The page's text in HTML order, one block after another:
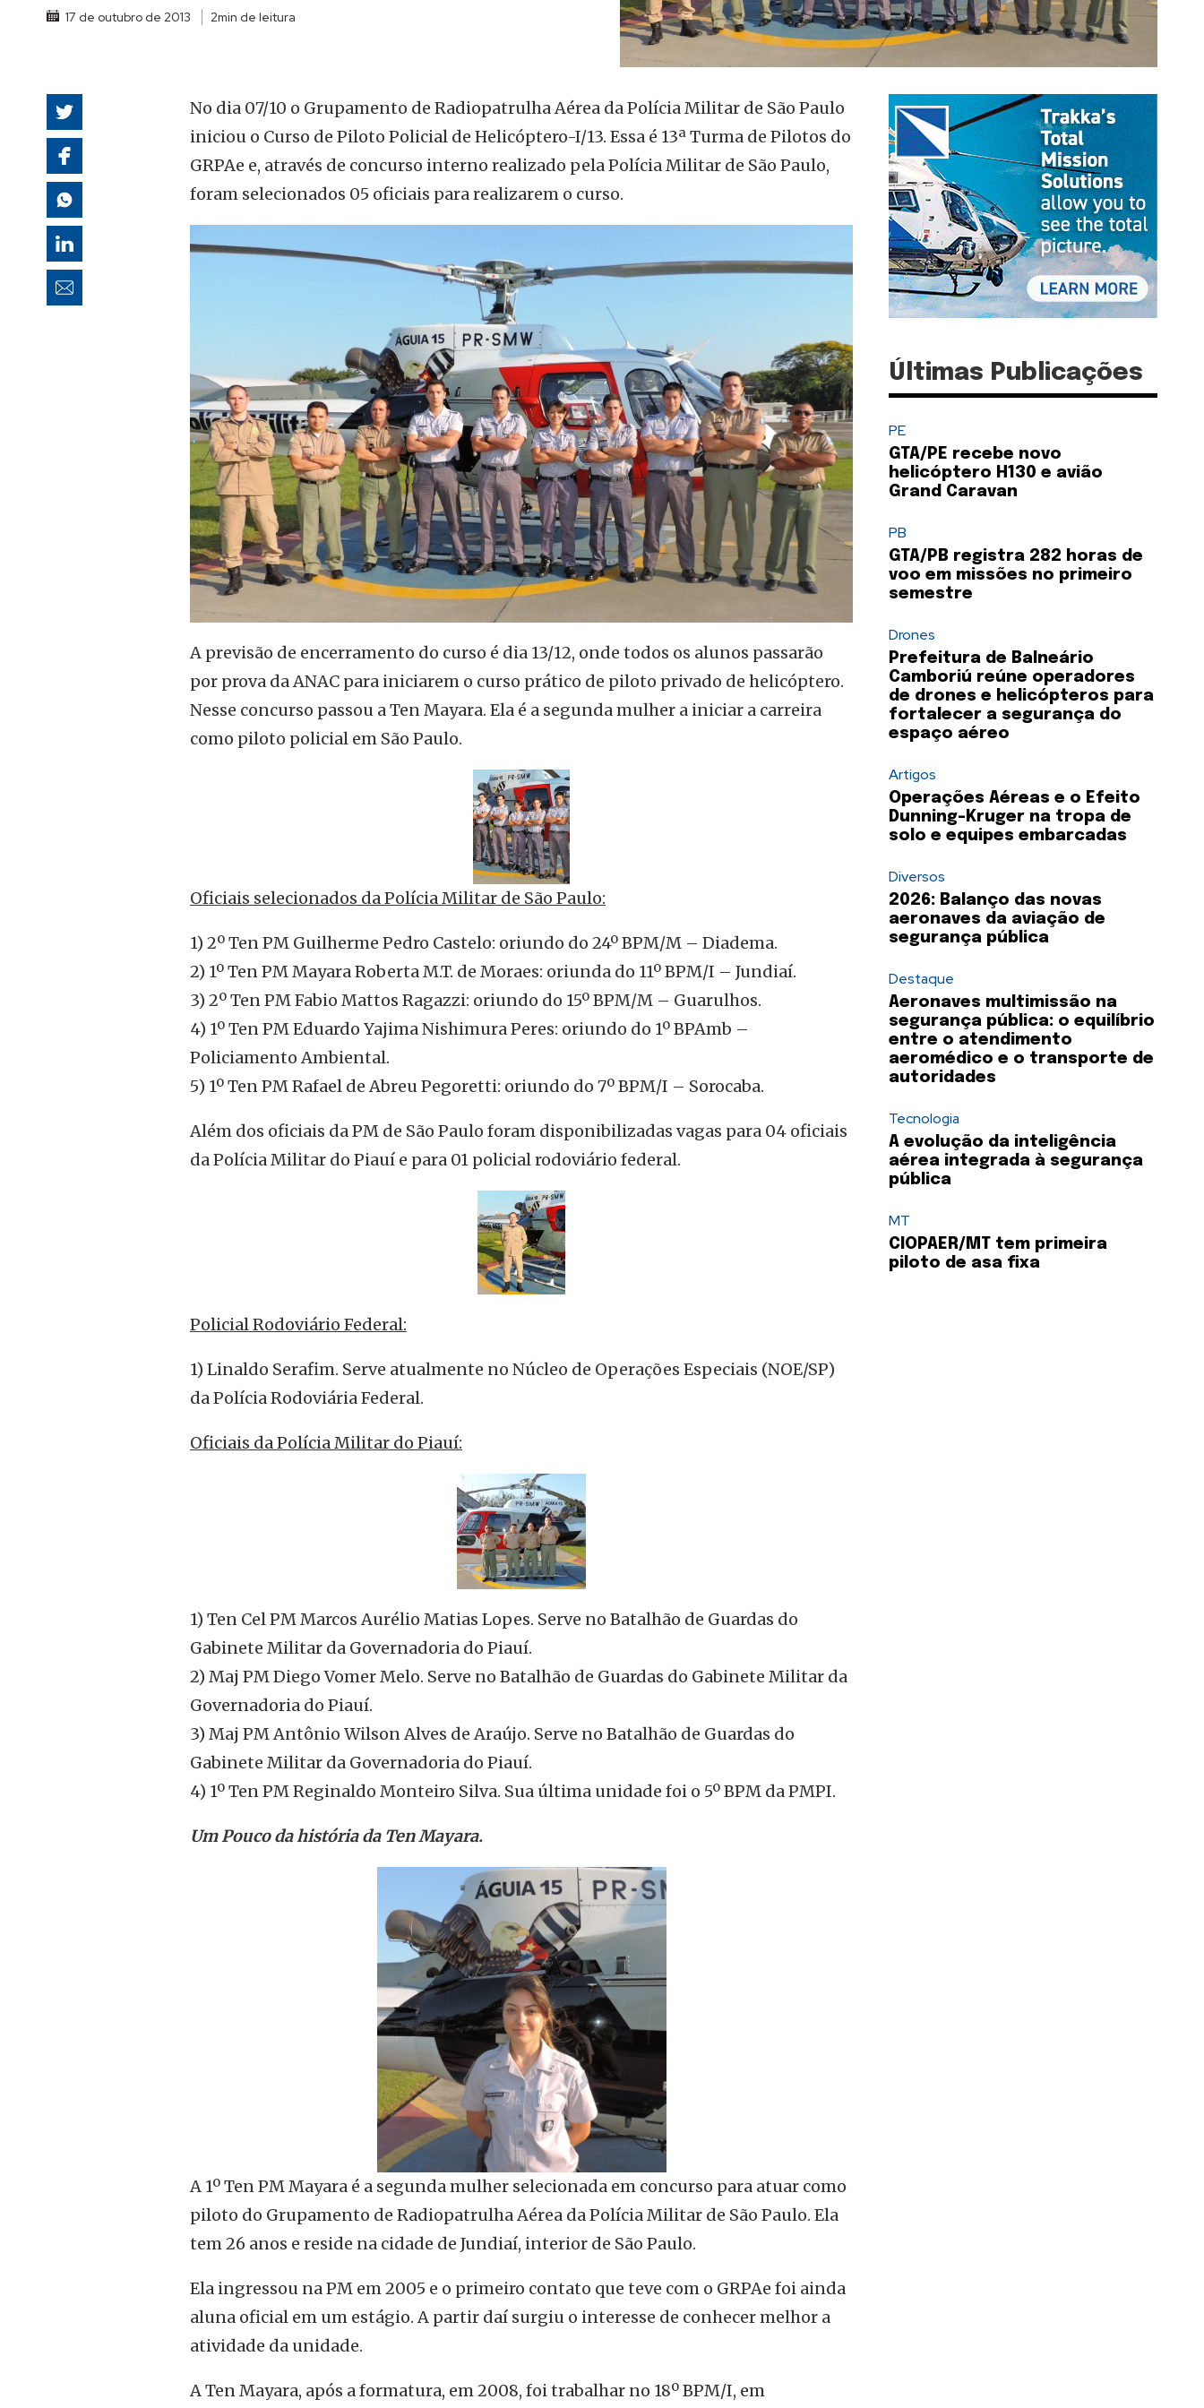
17 de outubro de 2013 2min de leitura
No dia 07/10 o Grupamento de Radiopatrulha Aérea da Polícia Militar de São Paulo
iniciou o Curso de Piloto Policial de Helicóptero-I/13. Essa é 13ª Turma de Pilotos do
GRPAe e, através de concurso interno realizado pela Polícia Militar de São Paulo,
foram selecionados 05 oficiais para realizarem o curso.
A previsão de encerramento do curso é dia 13/12, onde todos os alunos passarão
por prova da ANAC para iniciarem o curso prático de piloto privado de helicóptero.
Nesse concurso passou a Ten Mayara. Ela é a segunda mulher a iniciar a carreira
como piloto policial em São Paulo.
Oficiais selecionados da Polícia Militar de São Paulo:
1) 2º Ten PM Guilherme Pedro Castelo: oriundo do 24º BPM/M – Diadema.
2) 1º Ten PM Mayara Roberta M.T. de Moraes: oriunda do 11º BPM/I – Jundiaí.
3) 2º Ten PM Fabio Mattos Ragazzi: oriundo do 15º BPM/M – Guarulhos.
4) 1º Ten PM Eduardo Yajima Nishimura Peres: oriundo do 1º BPAmb –
Policiamento Ambiental.
5) 1º Ten PM Rafael de Abreu Pegoretti: oriundo do 7º BPM/I – Sorocaba.
Além dos oficiais da PM de São Paulo foram disponibilizadas vagas para 04 oficiais
da Polícia Militar do Piauí e para 01 policial rodoviário federal.
Policial Rodoviário Federal:
1) Linaldo Serafim. Serve atualmente no Núcleo de Operações Especiais (NOE/SP)
da Polícia Rodoviária Federal.
Oficiais da Polícia Militar do Piauí:
1) Ten Cel PM Marcos Aurélio Matias Lopes. Serve no Batalhão de Guardas do
Gabinete Militar da Governadoria do Piauí.
2) Maj PM Diego Vomer Melo. Serve no Batalhão de Guardas do Gabinete Militar da
Governadoria do Piauí.
3) Maj PM Antônio Wilson Alves de Araújo. Serve no Batalhão de Guardas do
Gabinete Militar da Governadoria do Piauí.
4) 1º Ten PM Reginaldo Monteiro Silva. Sua última unidade foi o 5º BPM da PMPI.
Um Pouco da história da Ten Mayara.
A 1º Ten PM Mayara é a segunda mulher selecionada em concurso para atuar como
piloto do Grupamento de Radiopatrulha Aérea da Polícia Militar de São Paulo. Ela
tem 26 anos e reside na cidade de Jundiaí, interior de São Paulo.
Ela ingressou na PM em 2005 e o primeiro contato que teve com o GRPAe foi ainda
aluna oficial em um estágio. A partir daí surgiu o interesse de conhecer melhor a
atividade da unidade.
A Ten Mayara, após a formatura, em 2008, foi trabalhar no 18º BPM/I, em
Últimas Publicações
PE
GTA/PE recebe novo
helicóptero H130 e avião
Grand Caravan
PB
GTA/PB registra 282 horas de
voo em missões no primeiro
semestre
Drones
Prefeitura de Balneário
Camboriú reúne operadores
de drones e helicópteros para
fortalecer a segurança do
espaço aéreo
Artigos
Operações Aéreas e o Efeito
Dunning-Kruger na tropa de
solo e equipes embarcadas
Diversos
2026: Balanço das novas
aeronaves da aviação de
segurança pública
Destaque
Aeronaves multimissão na
segurança pública: o equilíbrio
entre o atendimento
aeromédico e o transporte de
autoridades
Tecnologia
A evolução da inteligência
aérea integrada à segurança
pública
MT
CIOPAER/MT tem primeira
piloto de asa fixa